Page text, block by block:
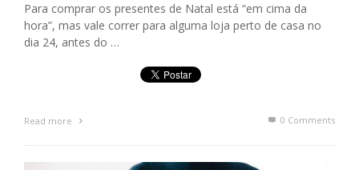
Para comprar os presentes de Natal está “em cima da
hora”, mas vale correr para alguma loja perto de casa no
dia 24, antes do …
Read more 0 Comments